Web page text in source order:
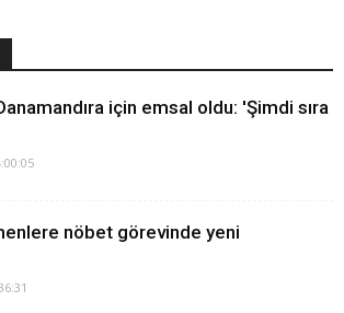
için emsal oldu: 'Şimdi sıra
nöbet görevinde yeni